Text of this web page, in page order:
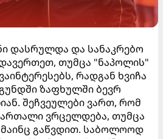
დასრულდა და სანაკრებო
თუმცა "ნაპოლის"
რადგან ხვიჩა
ზაფხულში ბევრ
შეჩვეულები ვართ, რომ
ვრცელდება, თუმცა
გაწვდით. საბოლოოდ